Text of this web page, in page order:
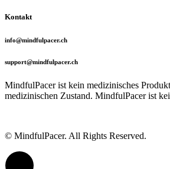
Kontakt
info@mindfulpacer.ch
support@mindfulpacer.ch
MindfulPacer ist kein medizinisches
medizinischen Zustand. MindfulPacer ist
© MindfulPacer. All Rights Reserved.